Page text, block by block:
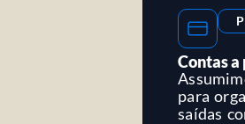
Contas a
para
saídas